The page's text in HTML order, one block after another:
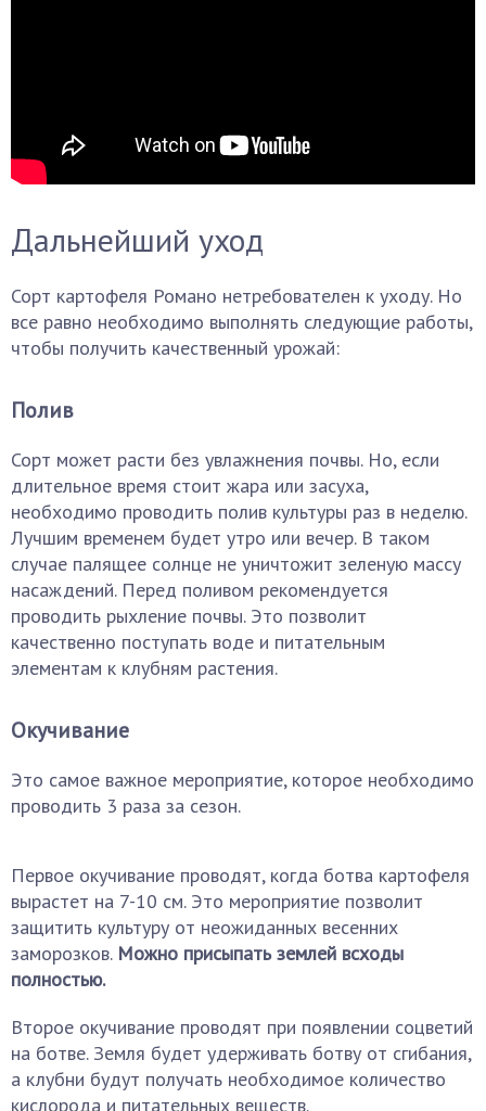
Дальнейший уход
Сорт картофеля Романо нетребователен к уходу. Но
все равно необходимо выполнять следующие работы,
чтобы получить качественный урожай:
Полив
Сорт может расти без увлажнения почвы. Но, если
длительное время стоит жара или засуха,
необходимо проводить полив культуры раз в неделю.
Лучшим временем будет утро или вечер. В таком
случае палящее солнце не уничтожит зеленую массу
насаждений. Перед поливом рекомендуется
проводить рыхление почвы. Это позволит
качественно поступать воде и питательным
элементам к клубням растения.
Окучивание
Это самое важное мероприятие, которое необходимо
проводить 3 раза за сезон.
Первое окучивание проводят, когда ботва картофеля
вырастет на 7-10 см. Это мероприятие позволит
защитить культуру от неожиданных весенних
заморозков. Можно присыпать землей всходы
полностью.
Второе окучивание проводят при появлении соцветий
на ботве. Земля будет удерживать ботву от сгибания,
а клубни будут получать необходимое количество
кислорода и питательных веществ.